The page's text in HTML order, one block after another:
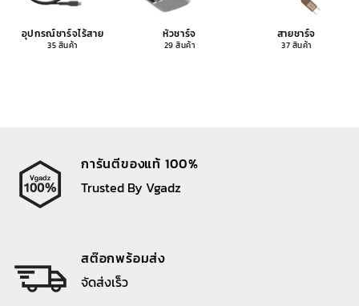
อุปกรณ์ชาร์จไร้สาย
35 สินค้า
หัวชาร์จ
29 สินค้า
สายชาร์จ
37 สินค้า
การันตีของแท้ 100%
Trusted By Vgadz
สต๊อกพร้อมส่ง
จัดส่งเร็ว